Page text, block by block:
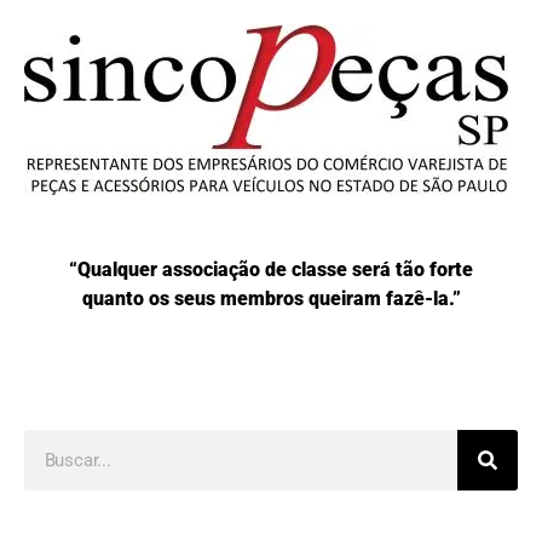
“Qualquer associação de classe será tão forte
quanto os seus membros queiram fazê-la.”